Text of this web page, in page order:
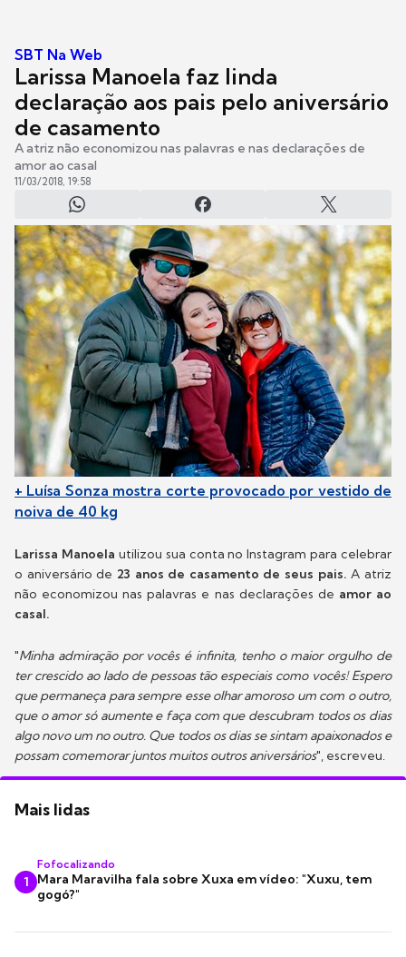
SBT Na Web
Larissa Manoela faz linda
declaração aos pais pelo aniversário
de casamento
A atriz não economizou nas palavras e nas declarações de
amor ao casal
11/03/2018, 19:58
+ Luísa Sonza mostra corte provocado por vestido de
noiva de 40 kg
Larissa Manoela utilizou sua conta no Instagram para celebrar
o aniversário de 23 anos de casamento de seus pais. A atriz
não economizou nas palavras e nas declarações de amor ao
casal.
"Minha admiração por vocês é infinita, tenho o maior orgulho de
ter crescido ao lado de pessoas tão especiais como vocês! Espero
que permaneça para sempre esse olhar amoroso um com o outro,
que o amor só aumente e faça com que descubram todos os dias
algo novo um no outro. Que todos os dias se sintam apaixonados e
possam comemorar juntos muitos outros aniversários", escreveu.
Mais lidas
1
Fofocalizando
Mara Maravilha fala sobre Xuxa em vídeo: "Xuxu, tem
gogó?"